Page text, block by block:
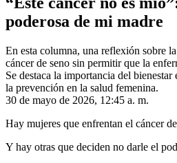
poderosa de mi madre
En esta columna, una reflexión sobre
cáncer de seno sin permitir que la
Se destaca la importancia del
la prevención en la salud femenina.
30 de mayo de 2026, 12:45 a. m.
Hay mujeres que enfrentan el cáncer
Y hay otras que deciden no darle el